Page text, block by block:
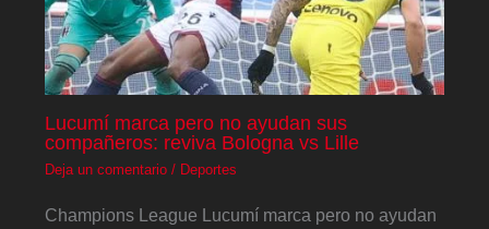
Lucumí marca pero no ayudan sus
compañeros: reviva Bologna vs Lille
Deja un comentario / Deportes
Champions League Lucumí marca pero no ayudan